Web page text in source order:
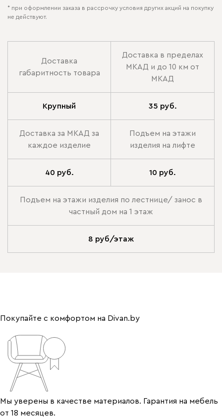
* при оформлении заказа в рассрочку условия других акций на покупку
не действуют.
Доставка
габаритность товара
Доставка в пределах
МКАД и до 10 км от
МКАД
Крупный 35 руб.
Доставка за МКАД за
каждое изделие
Подъем на этажи
изделия на лифте
40 руб. 10 руб.
Подъем на этажи изделия по лестнице/ занос в
частный дом на 1 этаж
8 руб/этаж
Покупайте с комфортом на Divan.by
Мы уверены в качестве материалов. Гарантия на мебель
от 18 месяцев.